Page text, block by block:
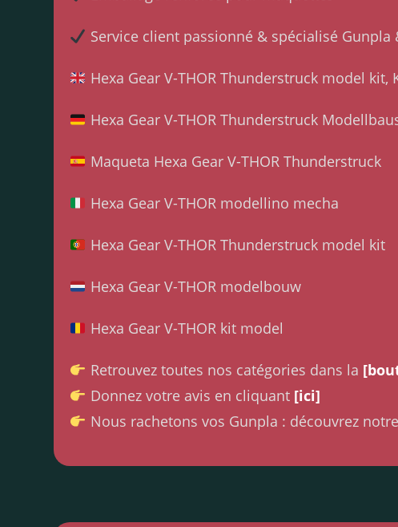
Service client passionné & spécialisé
Hexa Gear V-THOR Thunderstruck model
Hexa Gear V-THOR Thunderstruck
Maqueta Hexa Gear V-THOR Thunderstruck
Hexa Gear V-THOR modellino mecha
Hexa Gear V-THOR Thunderstruck model kit
Hexa Gear V-THOR modelbouw
Hexa Gear V-THOR kit model
Retrouvez toutes nos catégories dans la
Donnez votre avis en cliquant [ici]
Nous rachetons vos Gunpla : découvrez